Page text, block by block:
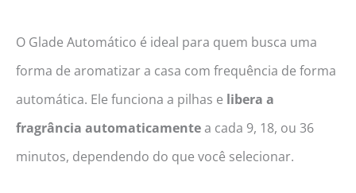
O Glade Automático é ideal para quem busca uma
forma de aromatizar a casa com frequência de forma
automática. Ele funciona a pilhas e libera a
fragrância automaticamentea cada 9, 18, ou 36
minutos, dependendo do que você selecionar.